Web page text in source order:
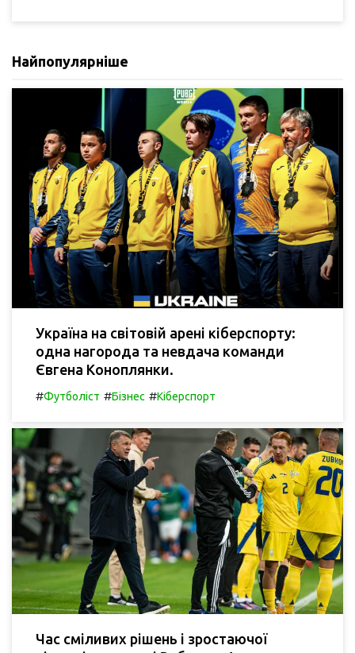
Найпопулярніше
Україна на світовій арені кіберспорту:
одна нагорода та невдача команди
Євгена Коноплянки.
#Футболіст #Бізнес #Кіберспорт
Час сміливих рішень і зростаючої